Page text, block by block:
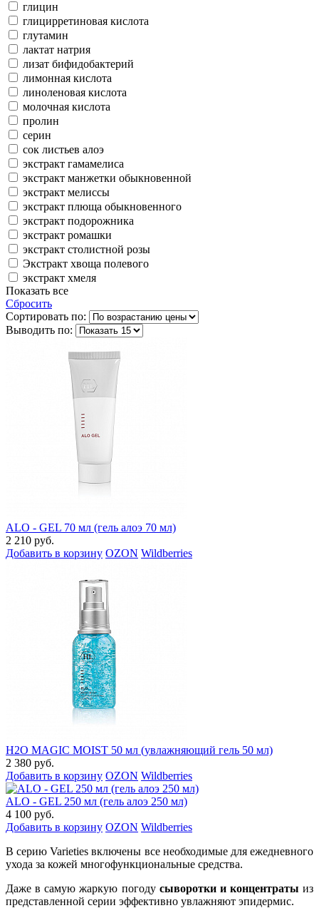
глицин
глицирретиновая кислота
глутамин
лактат натрия
лизат бифидобактерий
лимонная кислота
линоленовая кислота
молочная кислота
пролин
серин
сок листьев алоэ
экстракт гамамелиса
экстракт манжетки обыкновенной
экстракт мелиссы
экстракт плюща обыкновенного
экстракт подорожника
экстракт ромашки
экстракт столистной розы
Экстракт хвоща полевого
экстракт хмеля
Показать все
Сбросить
Сортировать по:
Выводить по:
ALO - GEL 70 мл (гель алоэ 70 мл)
2 210 руб.
Добавить в корзину OZON Wildberries
H2O MAGIC MOIST 50 мл (увлажняющий гель 50 мл)
2 380 руб.
Добавить в корзину OZON Wildberries
ALO - GEL 250 мл (гель алоэ 250 мл)
4 100 руб.
Добавить в корзину OZON Wildberries
В серию Varieties включены все необходимые для ежедневного
ухода за кожей многофункциональные средства.
Даже в самую жаркую погоду сыворотки и концентраты из
представленной серии эффективно увлажняют эпидермис.